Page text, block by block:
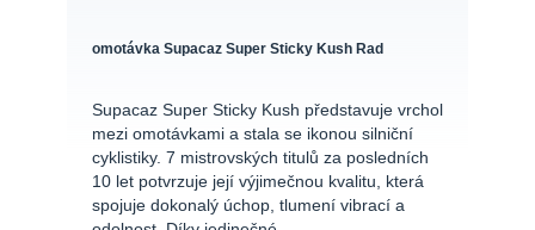
omotávka Supacaz Super Sticky Kush Rad
Supacaz Super Sticky Kush představuje vrchol
mezi omotávkami a stala se ikonou silniční
cyklistiky. 7 mistrovských titulů za posledních
10 let potvrzuje její výjimečnou kvalitu, která
spojuje dokonalý úchop, tlumení vibrací a